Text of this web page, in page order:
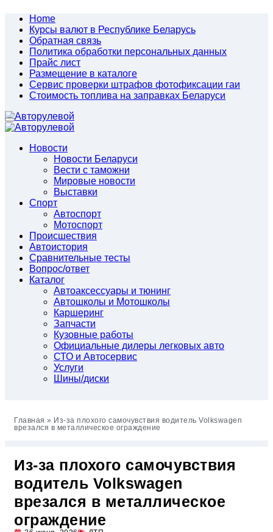
Home
Курсы валют в Республике Беларусь
Обратная связь
Политика обработки персональных данных
Прайс лист
Размещение в каталоге
Сервис проверки штрафов фотофиксации гаи
Стоимость топлива на заправках Беларуси
Сайт про автомобили
Новости
Новости Беларуси
Вести с таможни
Мировые новости
Выставки
Спорт
Автоспорт
Мотоспорт
Происшествия
Автоистория
Сравнительные тесты
Вопрос/ответ
Каталог
Автоакcессуары и тюнинг
Автошколы и Мотошколы
Каршеринг
Запчасти
Кузовные работы
Официальные дилеры легковых авто
СТО и Автосервис
Услуги
Шины/диски
Главная » Из-за плохого самочувствия водитель Volkswagen
врезался в металлическое ограждение
Из-за плохого самочувствия
водитель Volkswagen
врезался в металлическое
ограждение